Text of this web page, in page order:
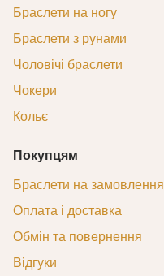
Браслети на ногу
Браслети з рунами
Чоловічі браслети
Чокери
Кольє
Покупцям
Браслети на замовлення
Оплата і доставка
Обмін та повернення
Відгуки